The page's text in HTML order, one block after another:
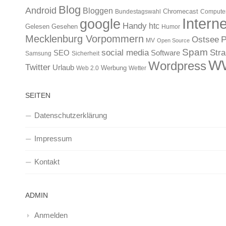
Android Blog Bloggen Bundestagswahl Chromecast
Gelesen Gesehen google Handy htc Humor
Mecklenburg Vorpommern MV Open Source Ostsee
Samsung SEO Sicherheit social media Software Spam
Twitter Urlaub Web 2.0 Werbung Wetter Wordpress
SEITEN
Datenschutzerklärung
Impressum
Kontakt
ADMIN
Anmelden